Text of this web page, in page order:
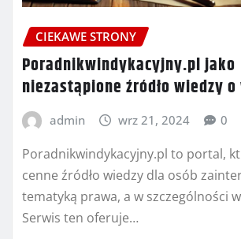
CIEKAWE STRONY
Poradnikwindykacyjny.pl jako
niezastąpione źródło wiedzy
admin wrz 21, 2024 0
Poradnikwindykacyjny.pl to portal,
cenne źródło wiedzy dla osób
tematyką prawa, a w szczególności
Serwis ten oferuje…